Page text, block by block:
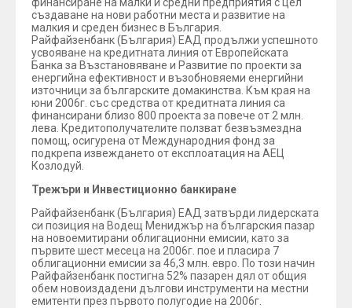
създаване на нови работни места и развитие на
малкия и среден бизнес в България.
Райфайзенбанк (България) ЕАД продължи успешното
усвояване на кредитната линия от Европейската
Банка за Възстановяване и Развитие по проекти за
енергийна ефективност и възобновяеми енергийни
източници за българските домакинства. Към края на
юни 2006г. със средства от кредитната линия са
финансирани близо 800 проекта за повече от 2 млн.
лева. Кредитополучателите ползват безвъзмездна
помощ, осигурена от Международния фонд за
подкрепа извеждането от експлоатация на АЕЦ
Козлодуй.
Трежъри и Инвестиционно банкиране
Райфайзенбанк (България) ЕАД затвърди лидерската
си позиция на Водещ Мениджър на българския пазар
на новоемитирани облигационни емисии, като за
първите шест месеца на 2006г. пое и пласира 7
облигационни емисии за 46,3 млн. евро. По този начин
Райфайзенбанк постигна 52% пазарен дял от общия
обем новоиздадени дългови инструменти на местни
емитенти през първото полугодие на 2006г.